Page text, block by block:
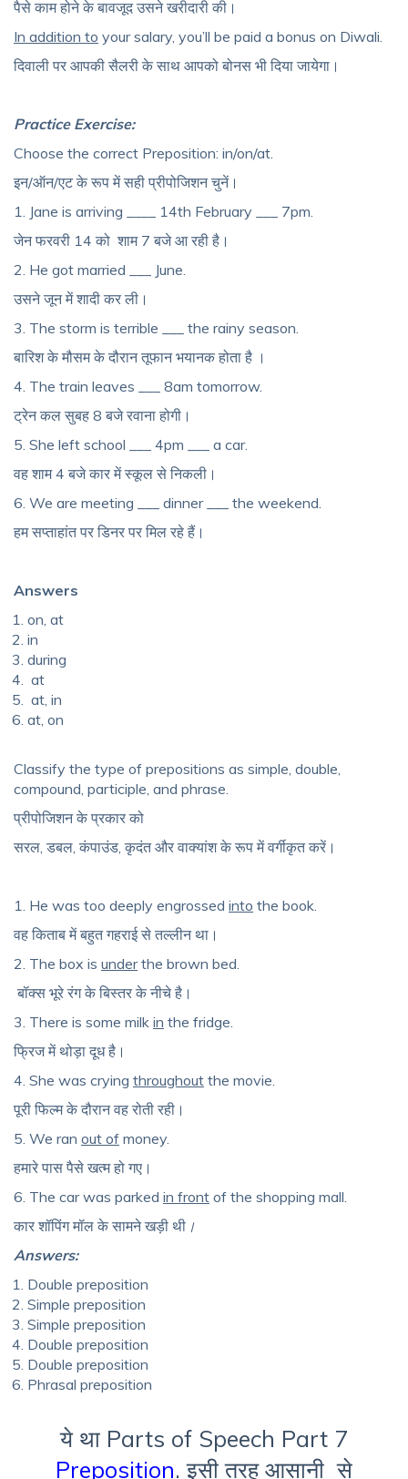
पैसे काम होने के बावजूद उसने खरीदारी की।
In addition to your salary, you’ll be paid a bonus on Diwali.
दिवाली पर आपकी सैलरी के साथ आपको बोनस भी दिया जायेगा।
Practice Exercise:
Choose the correct Preposition: in/on/at.
इन/ऑन/एट के रूप में सही प्रीपोजिशन चुनें।
1. Jane is arriving ____ 14th February ___ 7pm
जेन फरवरी 14 को शाम 7 बजे आ रही है।
2. He got married ___ June.
उसने जून में शादी कर ली।
3. The storm is terrible ___ the rainy season.
बारिश के मौसम के दौरान तूफान भयानक होता है ।
4. The train leaves ___ 8am tomorrow.
ट्रेन कल सुबह 8 बजे रवाना होगी।
5. She left school ___ 4pm ___ a car.
वह शाम 4 बजे कार में स्कूल से निकली।
6. We are meeting ___ dinner ___ the weekend.
हम सप्ताहांत पर डिनर पर मिल रहे हैं।
Answers
on, at
in
during
at
at, in
at, on
Classify the type of prepositions as simple, double,
compound, participle, and phrase.
प्रीपोजिशन के प्रकार को
सरल, डबल, कंपाउंड, कृदंत और वाक्यांश के रूप में वर्गीकृत करें।
1. He was too deeply engrossed into the book.
वह किताब में बहुत गहराई से तल्लीन था।
2. The box is underthe brown bed.
बॉक्स भूरे रंग के बिस्तर के नीचे है।
3. There is some milk in the fridge.
फ्रिज में थोड़ा दूध है।
4. She was crying throughout the movie.
पूरी फिल्म के दौरान वह रोती रही।
5. We ran out of money.
हमारे पास पैसे खत्म हो गए।
6. The car was parked in front of the shopping mall.
कार शॉपिंग मॉल के सामने खड़ी थी ।
Answers:
Double preposition
Simple preposition
Simple preposition
Double preposition
Double preposition
Phrasal preposition
ये था Parts of Speech Part 7
Preposition.इसी तरह आसानी से